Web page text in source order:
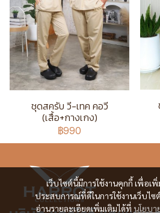
ชุดสครับ วี-เทค คอวี
(เสื้อ+กางเกง)
฿990
เว็บไซต์นี้มีการใช้งานคุกกี้ เพื่อเ
ประสบการณ์ที่ดีในการใช้งานเว็บไ
อ่านรายละเอียดเพิ่มเติมได้ที่ นโยบา